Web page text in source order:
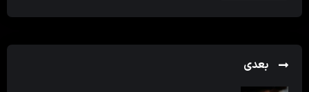
بعدی